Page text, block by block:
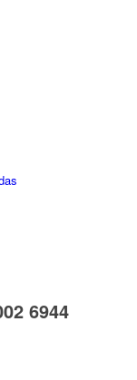
6944